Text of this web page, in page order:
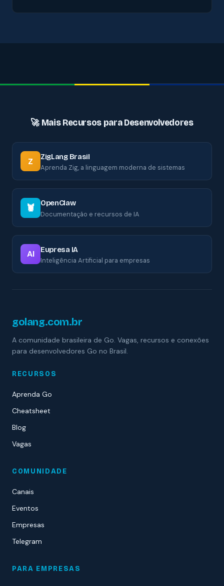
🚀 Mais Recursos para Desenvolvedores
Z ZigLang Brasil
Aprenda Zig, a linguagem moderna de sistemas
🦞 OpenClaw
Documentação e recursos de IA
AI Eupresa IA
Inteligência Artificial para empresas
golang.com.br
A comunidade brasileira de Go. Vagas, recursos e conexões
para desenvolvedores Go no Brasil.
RECURSOS
Aprenda Go
Cheatsheet
Blog
Vagas
COMUNIDADE
Canais
Eventos
Empresas
Telegram
PARA EMPRESAS